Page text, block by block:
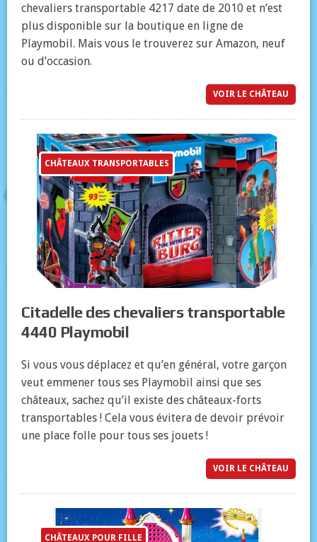
chevaliers transportable 4217 date de 2010 et n’est
plus disponible sur la boutique en ligne de
Playmobil. Mais vous le trouverez sur Amazon, neuf
ou d’occasion.
VOIR LE CHÂTEAU
CHÂTEAUX TRANSPORTABLES
Citadelle des chevaliers transportable
4440 Playmobil
Si vous vous déplacez et qu’en général, votre garçon
veut emmener tous ses Playmobil ainsi que ses
châteaux, sachez qu’il existe des châteaux-forts
transportables ! Cela vous évitera de devoir prévoir
une place folle pour tous ses jouets !
VOIR LE CHÂTEAU
CHÂTEAUX POUR FILLE